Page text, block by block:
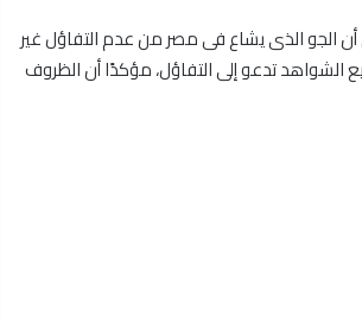
أن الجو الذى يشاع فى مصر من عدم التفاؤل غير
تدعو إلى التفاؤل، مؤكدًا أن الظروف